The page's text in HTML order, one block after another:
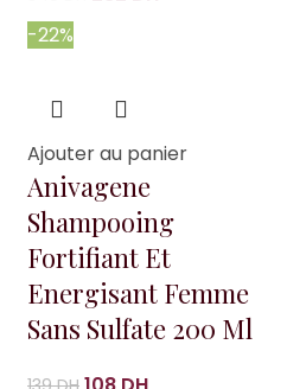
-22%
Ajouter au panier
Anivagene
Shampooing
Fortifiant Et
Energisant Femme
Sans Sulfate 200 Ml